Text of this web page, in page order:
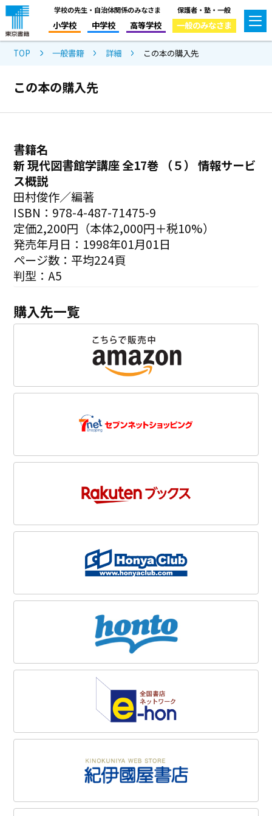
学校の先生・自治体関係のみなさま
小学校 中学校 高等学校
保護者・塾・一般
一般のみなさま
TOP 一般書籍 詳細 この本の購入先
この本の購入先
書籍名
新 現代図書館学講座 全17巻 （５） 情報サービ
ス概説
田村俊作／編著
ISBN：978-4-487-71475-9
定価2,200円（本体2,000円＋税10%）
発売年月日：1998年01月01日
ページ数：平均224頁
判型：A5
購入先一覧